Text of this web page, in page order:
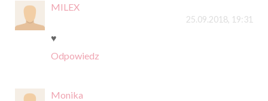
MILEX
25.09.2018, 19:31
♥
Odpowiedz
Monika